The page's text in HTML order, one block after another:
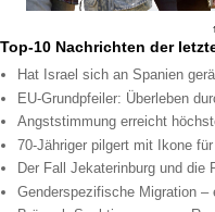
Top-10 Nachrichten der
Hat Israel sich an Spanien
EU-Grundpfeiler: Überleben
Angststimmung erreicht
70-Jähriger pilgert mit Ikone
Der Fall Jekaterinburg und die
Genderspezifische Migration